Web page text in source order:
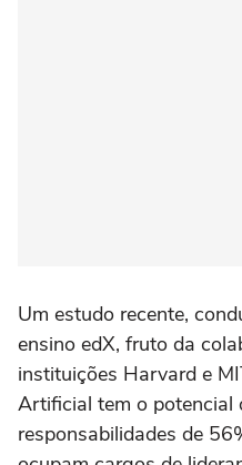
Um estudo recente,
ensino edX, fruto da
instituições Harvard e
Artificial tem o potencial
responsabilidades de